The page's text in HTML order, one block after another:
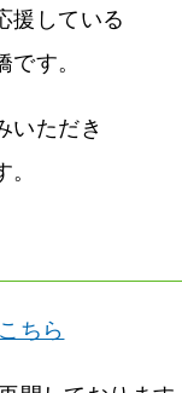
援している
す。
いただき
こちら